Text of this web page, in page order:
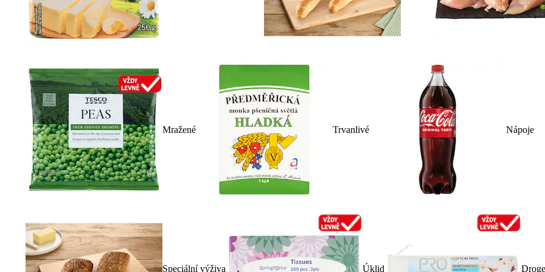
Mražené Trvanlivé Nápoje
Speciální výživa Úklid